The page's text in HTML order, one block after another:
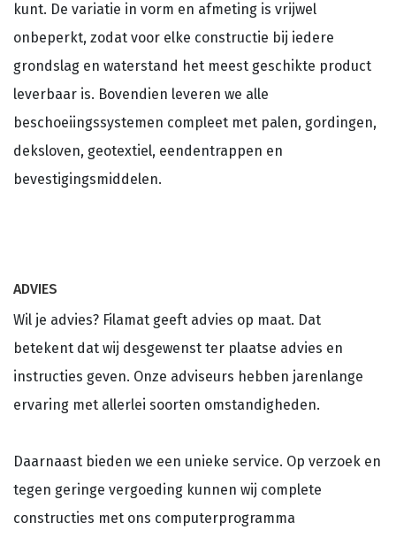
kunt. De variatie in vorm en afmeting is vrijwel
onbeperkt, zodat voor elke constructie bij iedere
grondslag en waterstand het meest geschikte product
leverbaar is. Bovendien leveren we alle
beschoeiingssystemen compleet met palen, gordingen,
deksloven, geotextiel, eendentrappen en
bevestigingsmiddelen.
ADVIES
Wil je advies? Filamat geeft advies op maat. Dat
betekent dat wij desgewenst ter plaatse advies en
instructies geven. Onze adviseurs hebben jarenlange
ervaring met allerlei soorten omstandigheden.
Daarnaast bieden we een unieke service. Op verzoek en
tegen geringe vergoeding kunnen wij complete
constructies met ons computerprogramma